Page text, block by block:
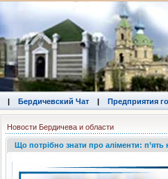
| Бердичевский Чат | Предприятия
Новости Бердичева и области
Що потрібно знати про аліменти: